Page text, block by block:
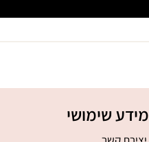
מידע שימושי